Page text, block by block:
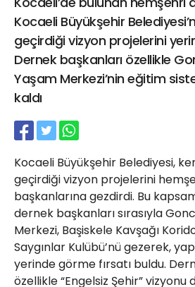
Kocaeli Büyükşehir
geçirdiği vizyon projelerini
Dernek başkanları özellikle
Yaşam Merkezi’nin eğitim
kaldı
Kocaeli Büyükşehir Belediyesi,
geçirdiği vizyon projelerini
başkanlarına gezdirdi. Bu
dernek başkanları sırasıyla
Merkezi, Başiskele Kavşağı
Saygınlar Kulübü’nü gezerek,
yerinde görme fırsatı buldu.
özellikle “Engelsiz Şehir”
21 Gölcük